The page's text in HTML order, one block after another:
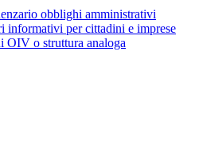
obblighi amministrativi
informativi per cittadini e imprese
OIV o struttura analoga